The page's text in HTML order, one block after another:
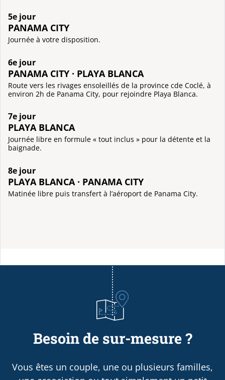
5e jour
PANAMA CITY
Journée à votre disposition.
6e jour
PANAMA CITY · PLAYA BLANCA
Route vers les rivages ensoleillés de la province cde Coclé, à
environ 2h de Panama City, pour rejoindre Playa Blanca.
7e jour
PLAYA BLANCA
Journée libre en formule « tout inclus » pour la détente et la
baignade.
8e jour
PLAYA BLANCA · PANAMA CITY
Matinée libre puis transfert à l’aéroport de Panama City.
Besoin de sur-mesure ?
Vous êtes un couple, une ou plusieurs familles,